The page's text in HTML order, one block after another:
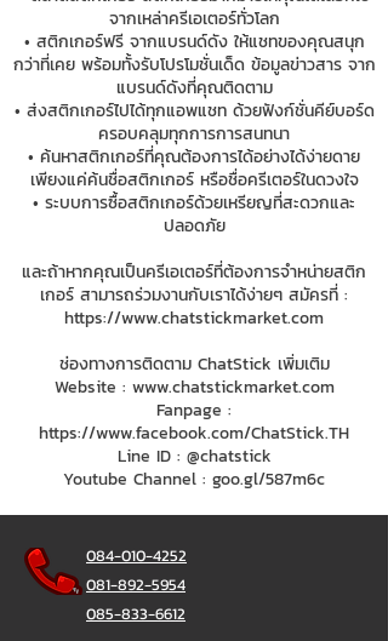
จากเหล่าครีเอเตอร์ทั่วโลก
• สติกเกอร์ฟรี จากแบรนด์ดัง ให้แชทของคุณสนุก
กว่าที่เคย พร้อมทั้งรับโปรโมชั่นเด็ด ข้อมูลข่าวสาร จาก
แบรนด์ดังที่คุณติดตาม
• ส่งสติกเกอร์ไปได้ทุกแอพแชท ด้วยฟังก์ชั่นคีย์บอร์ด
ครอบคลุมทุกการการสนทนา
• ค้นหาสติกเกอร์ที่คุณต้องการได้อย่างได้ง่ายดาย
เพียงแค่ค้นชื่อสติกเกอร์ หรือชื่อครีเตอร์ในดวงใจ
• ระบบการซื้อสติกเกอร์ด้วยเหรียญที่สะดวกและ
ปลอดภัย
และถ้าหากคุณเป็นครีเอเตอร์ที่ต้องการจำหน่ายสติก
เกอร์ สามารถร่วมงานกับเราได้ง่ายๆ สมัครที่ :
https://www.chatstickmarket.com
ช่องทางการติดตาม ChatStick เพิ่มเติม
Website : www.chatstickmarket.com
Fanpage :
https://www.facebook.com/ChatStick.TH
Line ID : @chatstick
Youtube Channel : goo.gl/587m6c
084-010-4252
081-892-5954
085-833-6612